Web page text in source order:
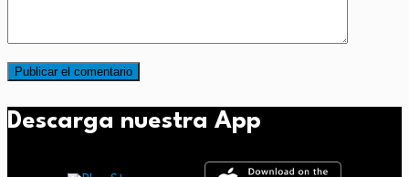
Descarga nuestra App